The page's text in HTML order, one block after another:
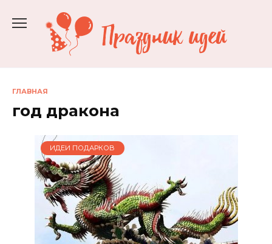
содержанию
ГЛАВНАЯ
год дракона
ИДЕИ ПОДАРКОВ